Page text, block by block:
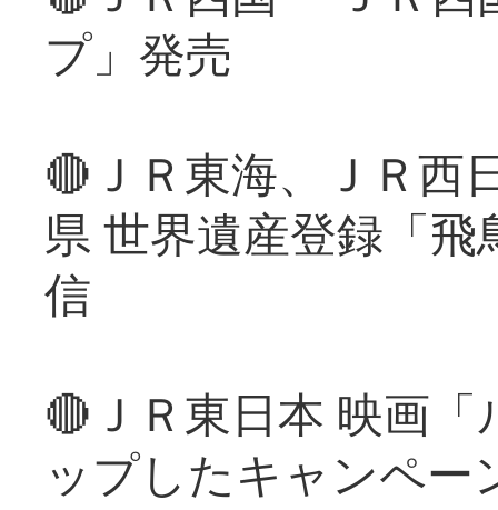
プ」発売
🔴ＪＲ東海、ＪＲ西
県 世界遺産登録「
信
🔴ＪＲ東日本 映画
ップしたキャンペー